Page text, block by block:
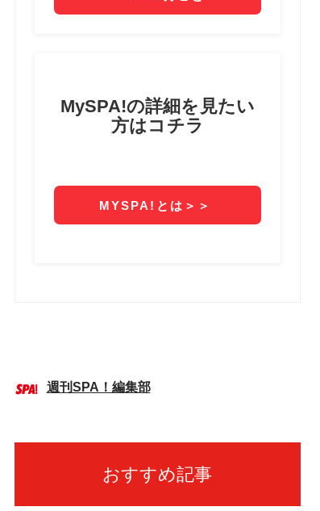
週刊SPA！編集部
おすすめ記事